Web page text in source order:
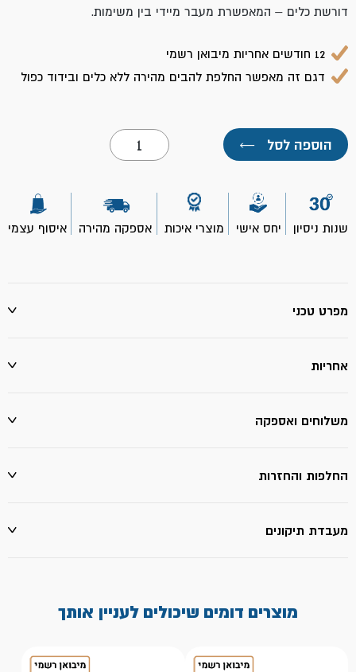
דורשת כלים – המאפשרת מעבר מיידי בין משימות.
12 חודשים אחריות מיבואן רשמי
דגם זה מאפשר החלפת להבים מהירה ללא כלים ובידוד כפול
הוספה לסל ←
כמות
של
מסור
JR3051TK
מקיטה
שנות ניסיון יחס אישי מוצרי איכות אספקה מהירה איסוף עצמי
מפרט טכני
אחריות
משלוחים ואספקה
החלפות והחזרות
מעבדת תיקונים
מוצרים דומים שיכולים לעניין אותך